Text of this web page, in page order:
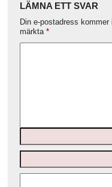
LÄMNA ETT SVAR
Din e-postadress kommer
märkta *